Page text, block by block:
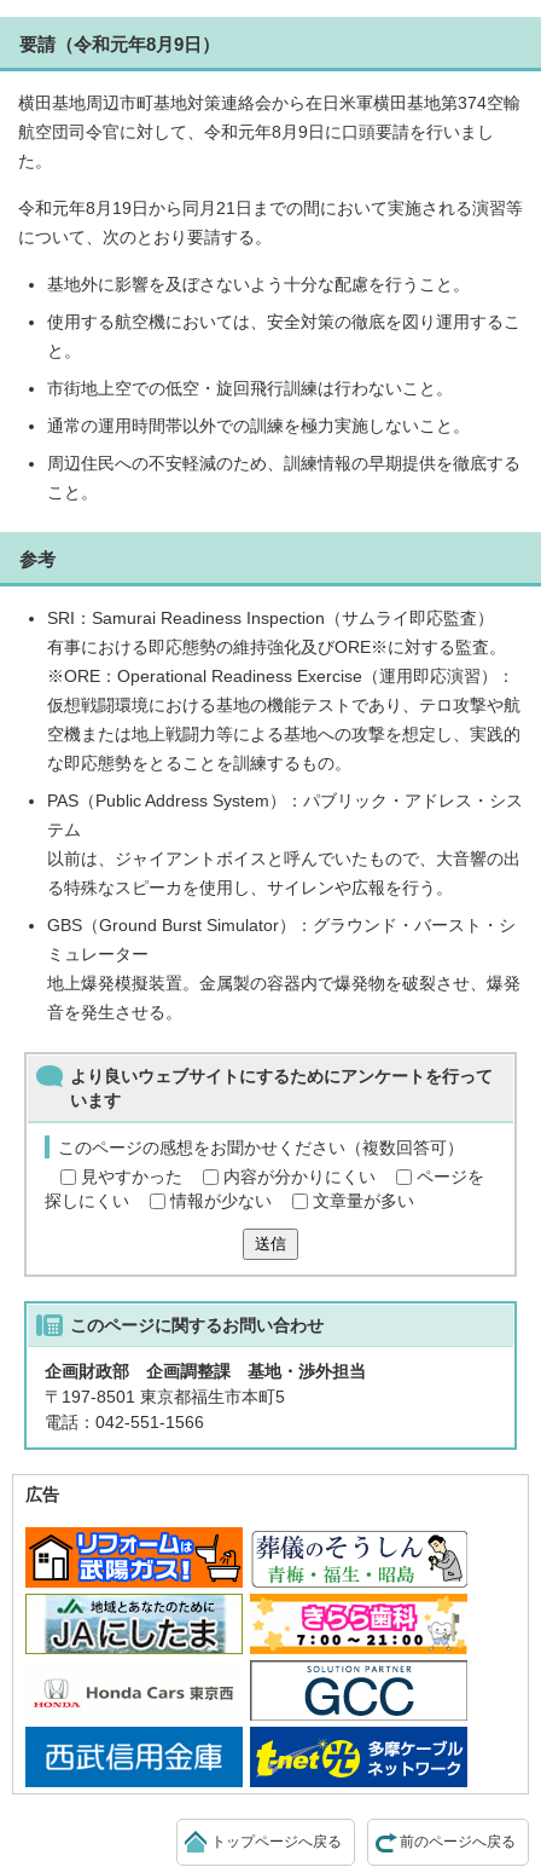
要請（令和元年8月9日）
横田基地周辺市町基地対策連絡会から在日米軍横田基地第374空輸
航空団司令官に対して、令和元年8月9日に口頭要請を行いまし
た。
令和元年8月19日から同月21日までの間において実施される演習等
について、次のとおり要請する。
基地外に影響を及ぼさないよう十分な配慮を行うこと。
使用する航空機においては、安全対策の徹底を図り運用するこ
と。
市街地上空での低空・旋回飛行訓練は行わないこと。
通常の運用時間帯以外での訓練を極力実施しないこと。
周辺住民への不安軽減のため、訓練情報の早期提供を徹底する
こと。
参考
SRI：Samurai Readiness Inspection（サムライ即応監査）
有事における即応態勢の維持強化及びORE※に対する監査。
※ORE：Operational Readiness Exercise（運用即応演習）：
仮想戦闘環境における基地の機能テストであり、テロ攻撃や航
空機または地上戦闘力等による基地への攻撃を想定し、実践的
な即応態勢をとることを訓練するもの。
PAS（Public Address System）：パブリック・アドレス・シス
テム
以前は、ジャイアントボイスと呼んでいたもので、大音響の出
る特殊なスピーカを使用し、サイレンや広報を行う。
GBS（Ground Burst Simulator）：グラウンド・バースト・シ
ミュレーター
地上爆発模擬装置。金属製の容器内で爆発物を破裂させ、爆発
音を発生させる。
より良いウェブサイトにするためにアンケートを行って
います
このページの感想をお聞かせください（複数回答可）
見やすかった
内容が分かりにくい
ページを
探しにくい
情報が少ない 文章量が多い
送信
このページに関するお問い合わせ
企画財政部 企画調整課 基地・渉外担当
〒197-8501 東京都福生市本町5
電話：042-551-1566
広告
前のページへ戻る
トップページへ戻る